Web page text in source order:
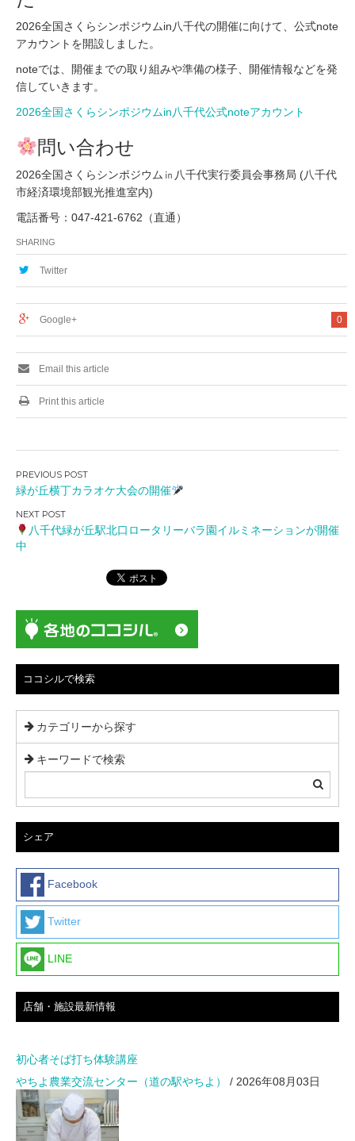
2026全国さくらシンポジウムin八千代の開催に向けて、公式note
アカウントを開設しました。
noteでは、開催までの取り組みや準備の様子、開催情報などを発
信していきます。
2026全国さくらシンポジウムin八千代公式noteアカウント
問い合わせ
2026全国さくらシンポジウム㏌八千代実行委員会事務局 (八千代
市経済環境部観光推進室内)
電話番号：047-421-6762（直通）
SHARING
Twitter
0
Google+
Email this article
Print this article
投
稿
ナ
ビ
ゲ
ョ
ン
緑が丘横丁カラオケ大会の開催
八千代緑が丘駅北口ロータリーバラ園イルミネーションが開催
中
ココシルで検索
カテゴリーから探す
キーワードで検索
シェア
Facebook
Twitter
LINE
店舗・施設最新情報
初心者そば打ち体験講座
やちよ農業交流センター（道の駅やちよ）
/ 2026年08月03日